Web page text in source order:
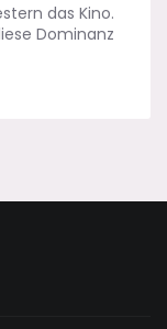
das Kino.
Dominanz